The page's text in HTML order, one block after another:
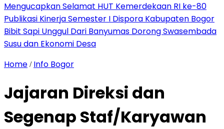
Mengucapkan Selamat HUT Kemerdekaan RI ke-80
Publikasi Kinerja Semester I Dispora Kabupaten Bogor
Bibit Sapi Unggul Dari Banyumas Dorong Swasembada
Susu dan Ekonomi Desa
Home / Info Bogor
Jajaran Direksi dan
Segenap Staf/Karyawan